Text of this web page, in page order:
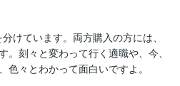
けています。両方購入の方には、
刻々と変わって行く適職や、今、
々とわかって面白いですよ。